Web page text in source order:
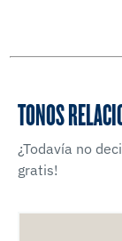
TONOS
¿Todavía no
gratis!